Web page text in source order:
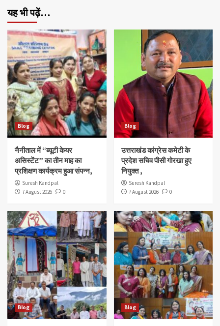
यह भी पढ़ें…
Blog
नैनीताल में “ब्यूटी केयर
असिस्टेंट” का तीन माह का
प्रशिक्षण कार्यक्रम हुआ संपन्न,
Suresh Kandpal
7 August 2026
0
Blog
उत्तराखंड कांग्रेस कमेटी के
प्रदेश सचिव पीसी गोरखा हुए
नियुक्त ,
Suresh Kandpal
7 August 2026
0
Blog Blog